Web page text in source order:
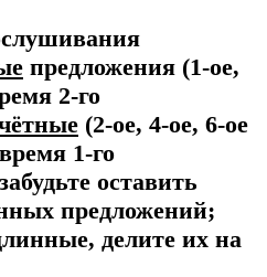
предложения (1-ое,
2-го
(2-ое, 4-ое, 6-ое
1-го
оставить
предложений;
делите их на